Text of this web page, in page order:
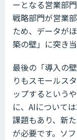
ーとなる営業部
戦略部門が営業
ため、データが
築の壁」に突き
最後の「導入の
りもスモールス
ップするという
に、AIについて
課題もあり、新
が必要です。ソ